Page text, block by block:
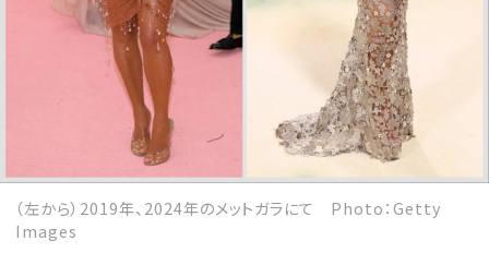
（左から）2019年、2024年のメットガラにて Photo：Getty
Images